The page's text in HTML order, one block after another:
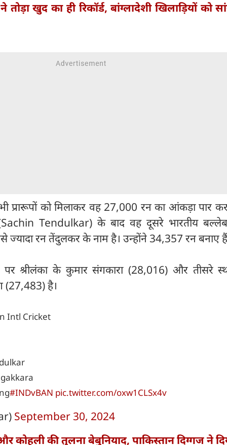
तोड़ा खुद का ही रिकॉर्ड, बांग्लादेशी खिलाड़ियों को
प्रारूपों को मिलाकर वह 27,000 रन का आंकड़ा पार
Tendulkar) के बाद वह दूसरे भारतीय
ज्यादा रन तेंदुलकर के नाम है। उन्होंने 34,357 रन बनाए
श्रीलंका के कुमार संगकारा (28,016) और तीसरे
(27,483) है।
Intl Cricket
#INDvBAN pic.twitter.com/oxw1CLSx4v
September 30, 2024
कोहली की तुलना बेबुनियाद, पाकिस्तान दिग्गज ने